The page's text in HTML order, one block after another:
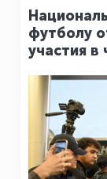
футболу
участия